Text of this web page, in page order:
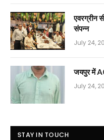
एवरग्रीन
संपन्न
July 24,
जयपुर में
July 24,
STAY IN TOUCH